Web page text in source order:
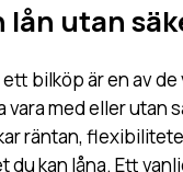
lån utan
bilköp är en av
vara med eller utan
räntan,
du kan låna. Ett